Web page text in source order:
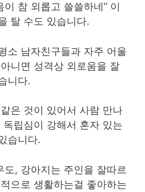
이 참 외롭고 쓸쓸하네” 이
탈 수도 있습니다.
소 남자친구들과 자주 어울
니면 성격상 외로움을 잘
니다.
은 것이 있어서 사람 만나
립심이 강해서 혼자 있는
습니다.
, 강아지는 주인을 잘따르
으로 생활하는걸 좋아하는